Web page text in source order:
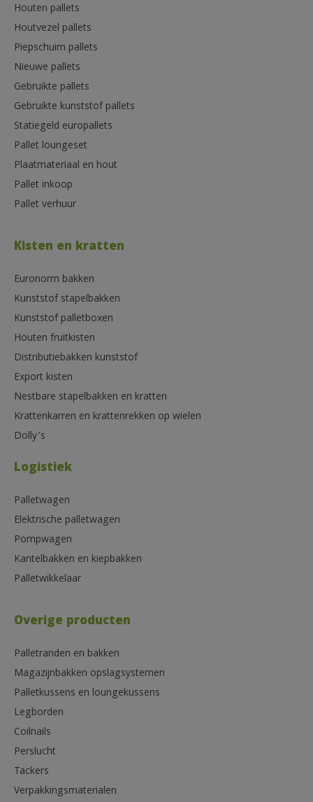
Houten pallets
Houtvezel pallets
Piepschuim pallets
Nieuwe pallets
Gebruikte pallets
Gebruikte kunststof pallets
Statiegeld europallets
Pallet loungeset
Plaatmateriaal en hout
Pallet inkoop
Pallet verhuur
Kisten en kratten
Euronorm bakken
Kunststof stapelbakken
Kunststof palletboxen
Houten fruitkisten
Distributiebakken kunststof
Export kisten
Nestbare stapelbakken en kratten
Krattenkarren en krattenrekken op wielen
Dolly’s
Logistiek
Palletwagen
Elektrische palletwagen
Pompwagen
Kantelbakken en kiepbakken
Palletwikkelaar
Overige producten
Palletranden en bakken
Magazijnbakken opslagsystemen
Palletkussens en loungekussens
Legborden
Coilnails
Perslucht
Tackers
Verpakkingsmaterialen